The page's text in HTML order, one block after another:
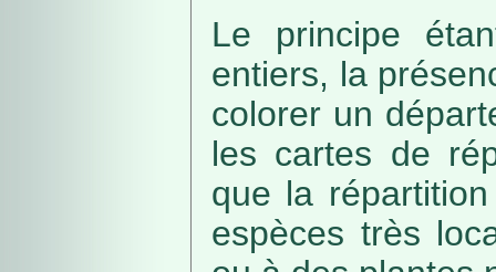
Le principe
entiers, la
colorer un
les cartes de
que la
espèces très